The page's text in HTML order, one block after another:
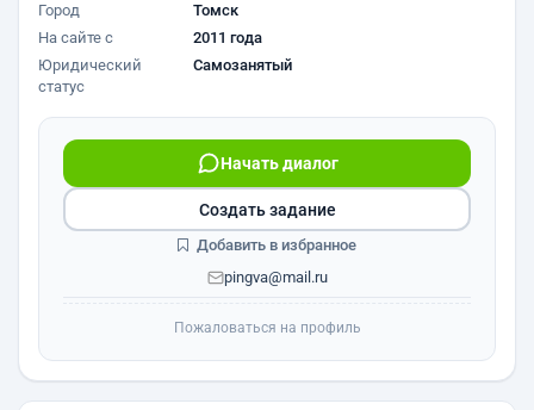
Город
Томск
На сайте с
2011 года
Юридический
статус
Самозанятый
Начать диалог
pingva@mail.ru
Создать задание
Добавить в избранное
Пожаловаться на профиль